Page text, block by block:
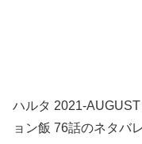
ハルタ 2021-
ョン飯 76話のネタバ